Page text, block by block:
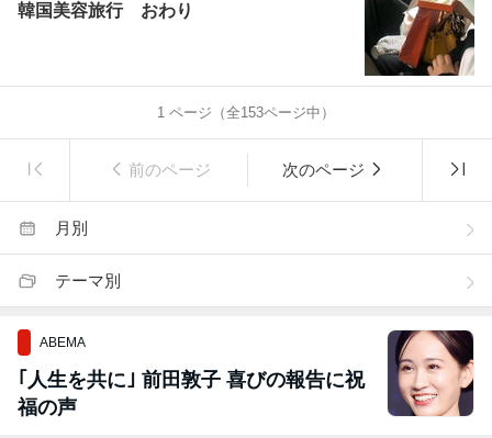
韓国美容旅行 おわり
1 ページ（全153ページ中）
前のページ 次のページ
月別
テーマ別
ABEMA
｢人生を共に｣ 前田敦子 喜びの報告に祝
福の声